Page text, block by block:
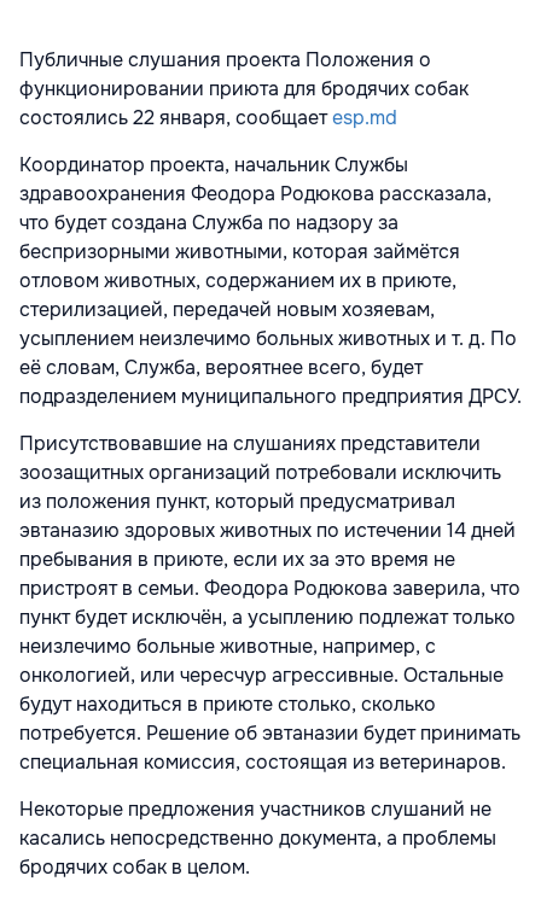
Публичные слушания проекта Положения о
функционировании приюта для бродячих собак
состоялись 22 января, сообщаетesp.md
Координатор проекта, начальник Службы
здравоохранения Феодора Родюкова рассказала,
что будет создана Служба по надзору за
беспризорными животными, которая займётся
отловом животных, содержанием их в приюте,
стерилизацией, передачей новым хозяевам,
усыплением неизлечимо больных животных и т. д. По
её словам, Служба, вероятнее всего, будет
подразделением муниципального предприятия ДРСУ.
Присутствовавшие на слушаниях представители
зоозащитных организаций потребовали исключить
из положения пункт, который предусматривал
эвтаназию здоровых животных по истечении 14 дней
пребывания в приюте, если их за это время не
пристроят в семьи. Феодора Родюкова заверила, что
пункт будет исключён, а усыплению подлежат только
неизлечимо больные животные, например, с
онкологией, или чересчур агрессивные. Остальные
будут находиться в приюте столько, сколько
потребуется. Решение об эвтаназии будет принимать
специальная комиссия, состоящая из ветеринаров.
Некоторые предложения участников слушаний не
касались непосредственно документа, а проблемы
бродячих собак в целом.